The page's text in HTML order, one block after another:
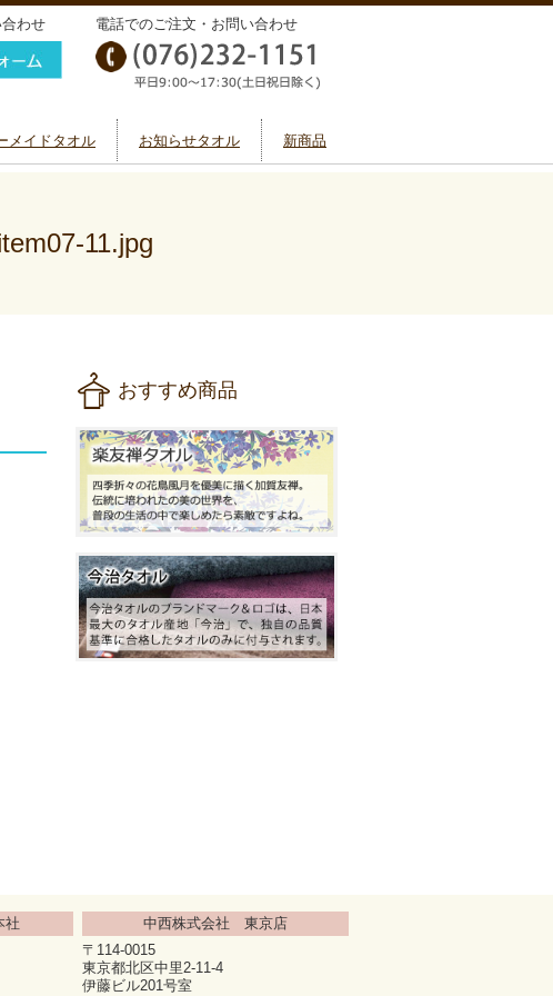
わせ 電話でのご注文・お問い合わせ
メイドタオル お知らせタオル 新商品
11.jpg
おすすめ商品
社
中西株式会社 東京店
〒114-0015
東京都北区中里2-11-4
伊藤ビル201号室